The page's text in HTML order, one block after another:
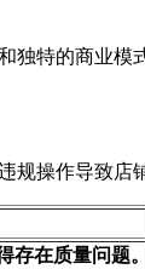
独特的商业
操作导致店
存在质量问题。